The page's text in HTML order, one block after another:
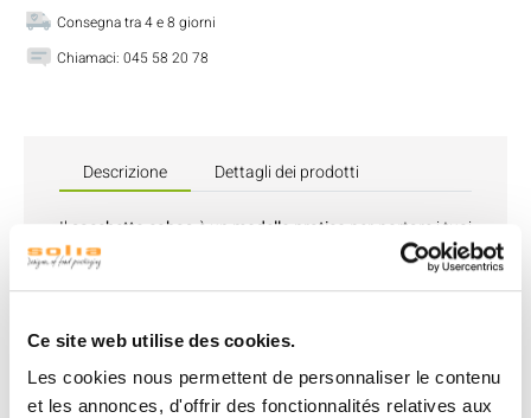
Ce site web utilise des cookies.
Les cookies nous permettent de personnaliser le contenu
et les annonces, d'offrir des fonctionnalités relatives aux
Consegna tra 4 e 8 giorni
Chiamaci: 045 58 20 78
Descrizione Dettagli dei prodotti
Il sacchetto cabas è un modello pratico per portare i tuoi
pasti da asporto. Questo modello di
dimensioni medieè
particolarmente adatto per il trasporto di
pasti da
Il suo design funzionalegarantisce una buona
trasporto.